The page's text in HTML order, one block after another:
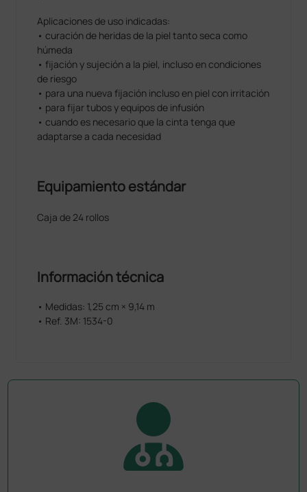
Aplicaciones de uso indicadas:
• curación de heridas de la piel tanto seca como
húmeda
• fijación y sujeción a la piel, incluso en condiciones
de riesgo
• para una nueva fijación incluso en piel con irritación
• para fijar tubos y equipos de infusión
• cuando es necesario que la cinta tenga que
adaptarse a cada necesidad
Equipamiento estándar
Caja de 24 rollos
Información técnica
• Medidas: 1,25 cm × 9,14 m
• Ref. 3M: 1534-0